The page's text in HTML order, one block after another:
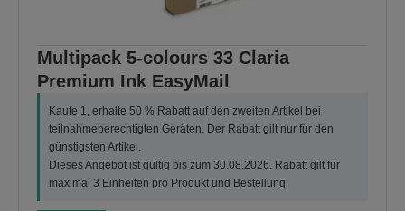
Multipack 5-colours 33 Claria
Premium Ink EasyMail
Kaufe 1, erhalte 50 % Rabatt auf den zweiten Artikel bei
teilnahmeberechtigten Geräten. Der Rabatt gilt nur für den
günstigsten Artikel.
Dieses Angebot ist gültig bis zum 30.08.2026. Rabatt gilt für
maximal 3 Einheiten pro Produkt und Bestellung.